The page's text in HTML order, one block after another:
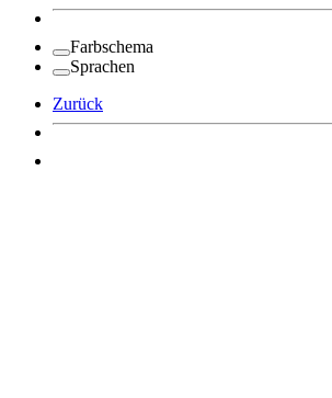
Farbschema
Sprachen
Zurück